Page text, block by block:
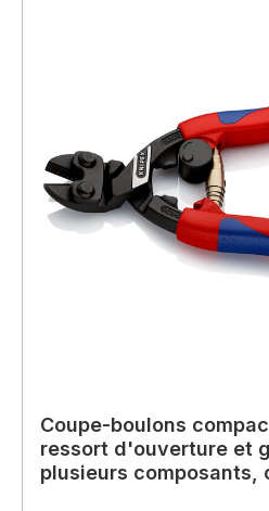
Coupe-boulons
ressort d'ouverture et
plusieurs composants,